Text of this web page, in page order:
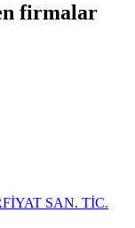
firmalar
SAN. TİC.